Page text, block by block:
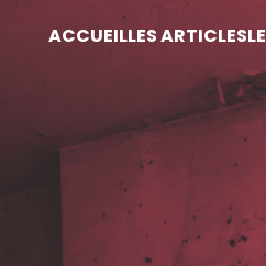
ACCUEILLES ARTICLES